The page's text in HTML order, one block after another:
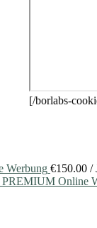
[/borlabs-
Werbung €150.00 /
Online